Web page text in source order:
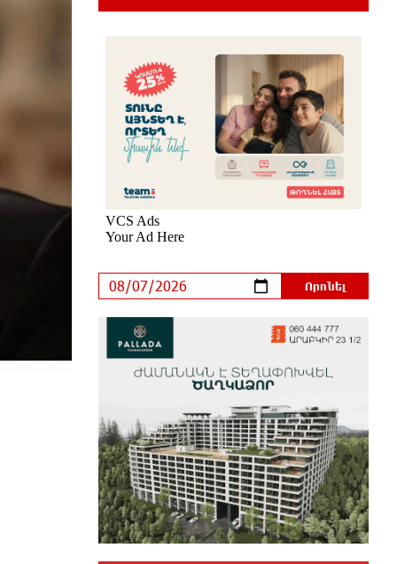
հայտարարվել շոգի ալիքների
պատճառով
3 ժամ առաջ
Երթևեկության կազմակերպման
փոփոխություն տեղի կունենա
2 ժամ առաջ
Հայաստանի հավաքականի
Ղազախստանի հավաքականը
2 ժամ առաջ
ԱԱԾ-ն զեկույց է ներկայացրել
Թրամփը ասել է, որ
հանրապետականները կարող են
պարտվել Կոնգրեսի միջանկյալ
ընտրություններում
մեկ ժամ առաջ
«ՀայաՔվեի» անդամները ևս